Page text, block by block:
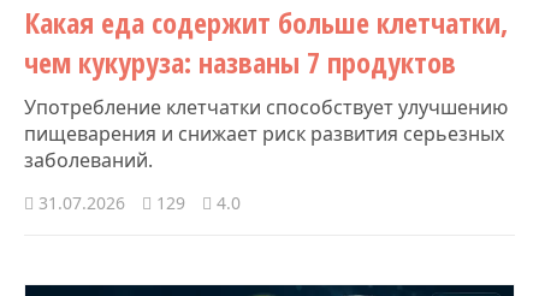
Какая еда содержит больше клетчатки,
чем кукуруза: названы 7 продуктов
Употребление клетчатки способствует улучшению
пищеварения и снижает риск развития серьезных
заболеваний.
31.07.2026 129 4.0